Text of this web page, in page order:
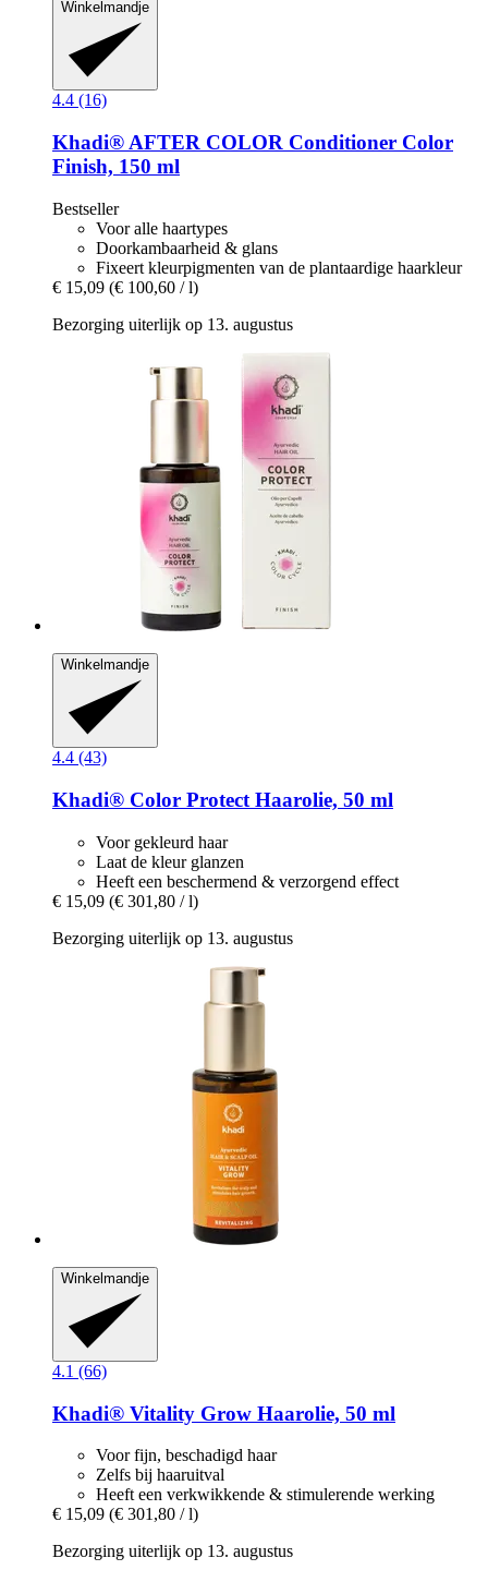
Winkelmandje
4.4 (16)
Khadi® AFTER COLOR Conditioner Color
Finish, 150 ml
Bestseller
Voor alle haartypes
Doorkambaarheid & glans
Fixeert kleurpigmenten van de plantaardige haarkleur
€ 15,09 (€ 100,60 / l)
Bezorging uiterlijk op 13. augustus
Winkelmandje
4.4 (43)
Khadi® Color Protect Haarolie, 50 ml
Voor gekleurd haar
Laat de kleur glanzen
Heeft een beschermend & verzorgend effect
€ 15,09 (€ 301,80 / l)
Bezorging uiterlijk op 13. augustus
Winkelmandje
4.1 (66)
Khadi® Vitality Grow Haarolie, 50 ml
Voor fijn, beschadigd haar
Zelfs bij haaruitval
Heeft een verkwikkende & stimulerende werking
€ 15,09 (€ 301,80 / l)
Bezorging uiterlijk op 13. augustus